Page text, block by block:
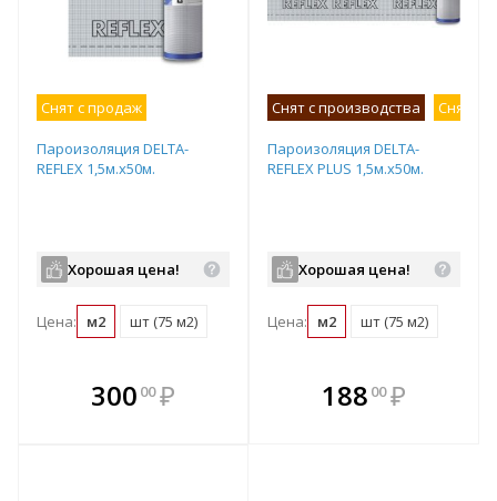
Снят с продаж
Пароизоляция DELTA-
REFLEX 1,5м.х50м.
Хорошая цена!
Цена: м2 шт (75 м2)
300 00 ₽
В комплекте
всегда выгоднее!
Снят с производства Снят с
Пароизоляция DELTA-
REFLEX PLUS 1,5м.х50м.
Хорошая цена!
Цена: м2 шт (75 м2)
В комплекте
всегда выгоднее!
188 00 ₽